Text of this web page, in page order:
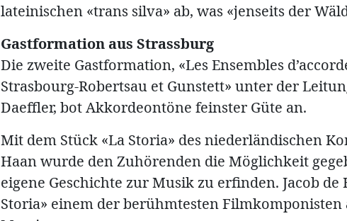
lateinischen «trans silva» ab, was «jenseits der
Gastformation aus Strassburg
Die zweite Gastformation, «Les Ensembles
Strasbourg-Robertsau et Gunstett» unter der
Daeffler, bot Akkordeontöne feinster Güte an.
Mit dem Stück «La Storia» des niederländischen
Haan wurde den Zuhörenden die Möglichkeit
eigene Geschichte zur Musik zu erfinden. Jacob de
Storia» einem der berühmtesten Filmkomponisten